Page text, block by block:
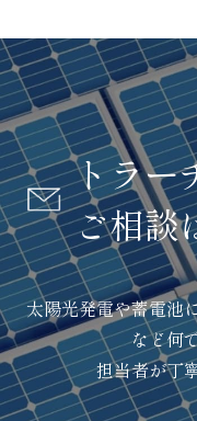
トラー
ご相談
太陽光発電や蓄電池
など何
担当者が丁